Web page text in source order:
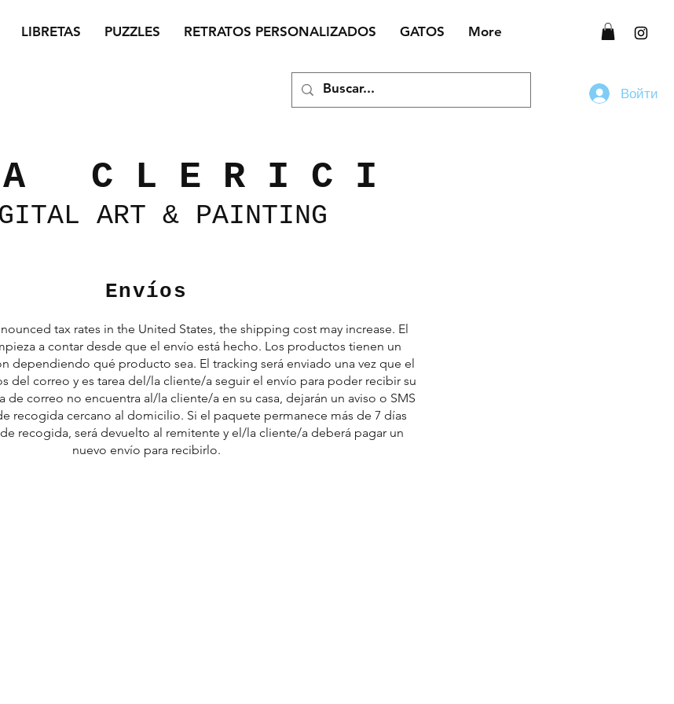
LIBRETAS PUZZLES RETRATOS PERSONALIZADOS GATOS More
Войти
A C L E R I C I
ART & PAINTING
Envíos
tax rates in the United States, the shipping cost may increase. El
a contar desde que el envío está hecho. Los productos tienen un
dependiendo qué producto sea. El tracking será enviado una vez que el
del correo y es tarea del/la cliente/a seguir el envío para poder recibir su
de correo no encuentra al/la cliente/a en su casa, dejarán un aviso o SMS
recogida cercano al domicilio. Si el paquete permanece más de 7 días
recogida, será devuelto al remitente y el/la cliente/a deberá pagar un
nuevo envío para recibirlo.